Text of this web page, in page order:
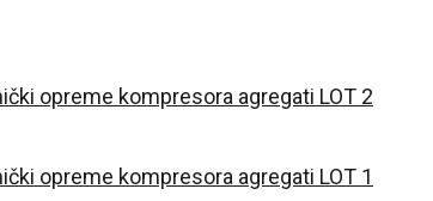
opreme kompresora agregati LOT 2
opreme kompresora agregati LOT 1